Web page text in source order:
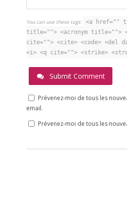
You can use these tags: <a href=""
title=""> <acronym title="">
cite=""> <cite> <code> <del
<i> <q cite=""> <strike>
Submit Comment
Prévenez-moi de tous les
email.
Prévenez-moi de tous les